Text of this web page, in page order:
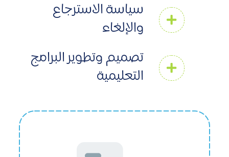
سياسة الاسترجاع
والإلغاء
تصميم وتطوير البرامج
التعليمية